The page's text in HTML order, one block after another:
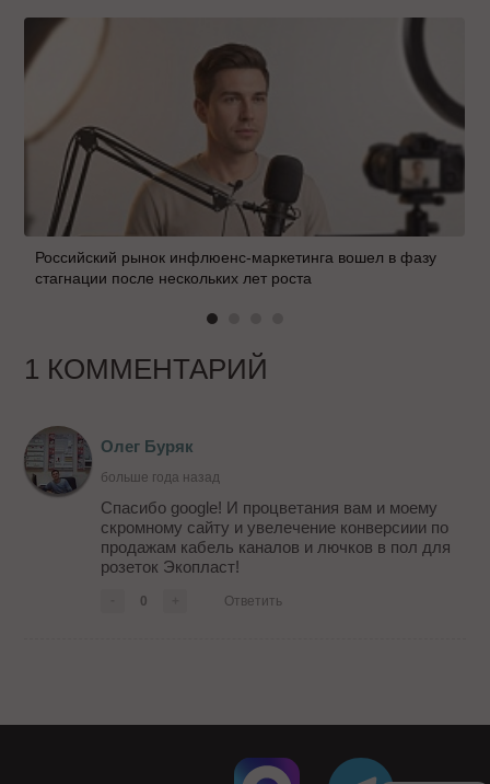
Российский рынок инфлюенс-маркетинга вошел в фазу
стагнации после нескольких лет роста
1 КОММЕНТАРИЙ
Олег Буряк
больше года назад
Спасибо google! И процветания вам и моему
скромному сайту и увелечение конверсиии по
продажам кабель каналов и лючков в пол для
розеток Экопласт!
0 Ответить